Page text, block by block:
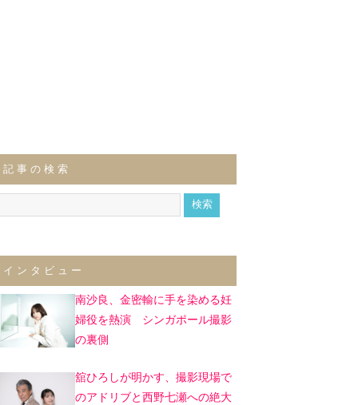
記事の検索
インタビュー
南沙良、金密輸に手を染める妊
婦役を熱演 シンガポール撮影
の裏側
舘ひろしが明かす、撮影現場で
のアドリブと西野七瀬への絶大